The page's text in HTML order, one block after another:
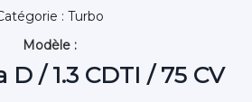
: Turbo
Modèle :
D / 1.3 CDTI / 75 CV